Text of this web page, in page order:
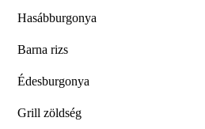
Hasábburgonya
Barna rizs
Édesburgonya
Grill zöldség